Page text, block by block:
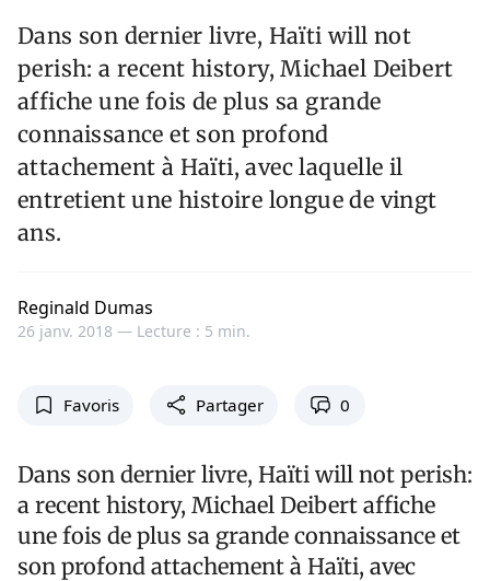
Dans son dernier livre, Haïti will not
perish: a recent history, Michael Deibert
affiche une fois de plus sa grande
connaissance et son profond
attachement à Haïti, avec laquelle il
entretient une histoire longue de vingt
ans.
Reginald Dumas
26 janv. 2018 — Lecture : 5 min.
Favoris Partager 0
Dans son dernier livre, Haïti will not perish:
a recent history, Michael Deibert affiche
une fois de plus sa grande connaissance et
son profond attachement à Haïti, avec